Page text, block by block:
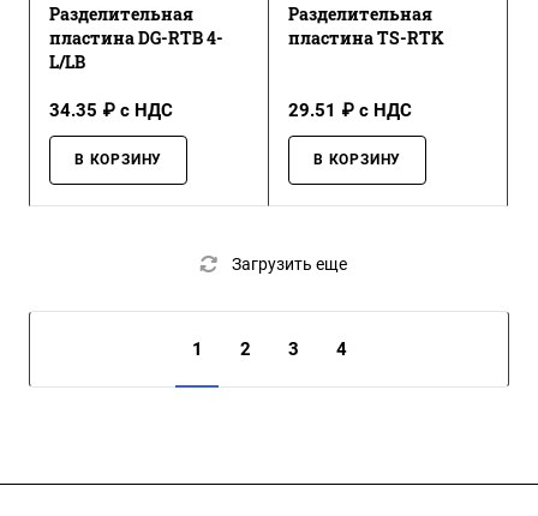
Разделительная
пластина DG-RTB 4-
L/LB
34.35 ₽ с НДС
В КОРЗИНУ
Разделительная
пластина TS-RTK
29.51 ₽ с НДС
В КОРЗИНУ
Загрузить еще
1 2 3 4